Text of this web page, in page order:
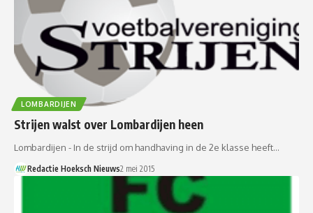
LOMBARDIJEN
Strijen walst over Lombardijen heen
Lombardijen - In de strijd om handhaving in de 2e klasse heeft…
Redactie Hoeksch Nieuws2 mei 2015